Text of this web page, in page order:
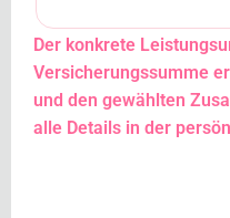
Der konkrete
Versicherungssumme
und den gewählten
alle Details in der